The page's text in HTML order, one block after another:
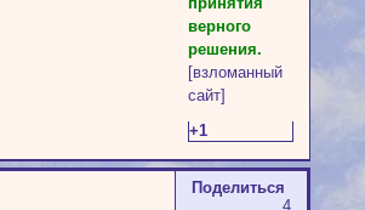
верного
решения.
[взломанный
сайт]
+1
Поделиться
4